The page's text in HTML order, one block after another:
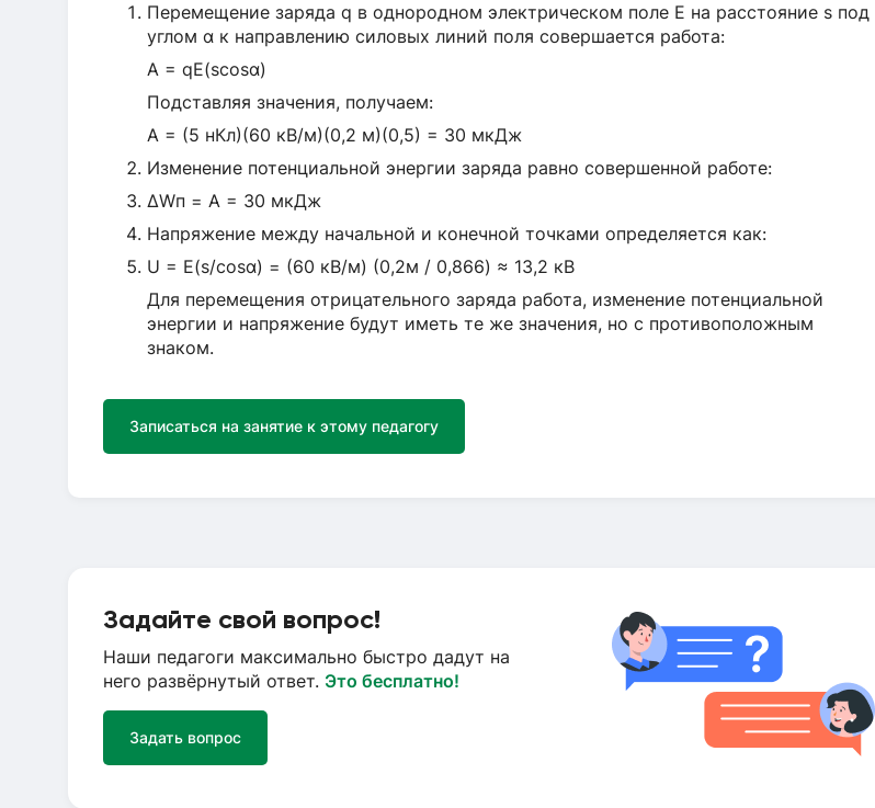
Перемещение заряда q в однородном электрическом поле E на расстояние s под
углом α к направлению силовых линий поля совершается работа:
A = qE(scosα)
Подставляя значения, получаем:
A = (5 нКл)(60 кВ/м)(0,2 м)(0,5) = 30 мкДж
Изменение потенциальной энергии заряда равно совершенной работе:
ΔWп = A = 30 мкДж
Напряжение между начальной и конечной точками определяется как:
U = E(s/cosα) = (60 кВ/м) (0,2м / 0,866) ≈ 13,2 кВ
Для перемещения отрицательного заряда работа, изменение потенциальной
энергии и напряжение будут иметь те же значения, но с противоположным
знаком.
Записаться на занятие к этому педагогу
Задайте свой вопрос!
Наши педагоги максимально быстро дадут на
него развёрнутый ответ. Это бесплатно!
Задать вопрос